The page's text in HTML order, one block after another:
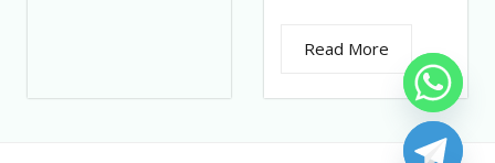
Read More